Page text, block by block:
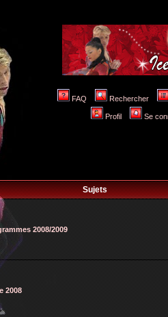
FAQ Rechercher
Profil Se
Sujets
2008/2009
2008